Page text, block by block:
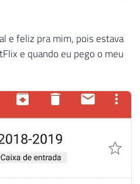
e feliz pra mim, pois estava
e quando eu pego o meu